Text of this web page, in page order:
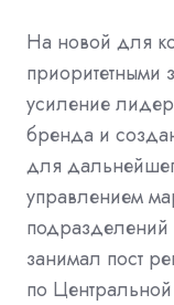
На новой для
приоритетными
усиление
бренда и
для
управлением
занимал пост
по